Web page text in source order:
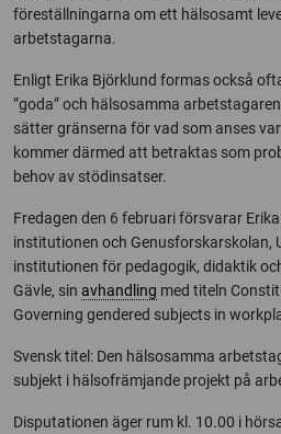
föreställningarna om ett hälsosamt
arbetstagarna.
Enligt Erika Björklund formas också
”goda” och hälsosamma
sätter gränserna för vad som anses
kommer därmed att betraktas som
behov av stödinsatser.
Fredagen den 6 februari försvarar
institutionen och Genusforskarskolan,
institutionen för pedagogik, didaktik
Gävle, sin avhandling med titeln
Governing gendered subjects in
Svensk titel: Den hälsosamma
subjekt i hälsofrämjande projekt på
Disputationen äger rum kl. 10.00 i